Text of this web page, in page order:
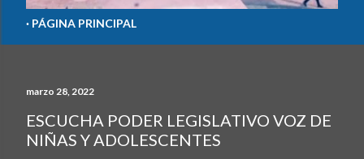
PÁGINA PRINCIPAL
marzo 28, 2022
ESCUCHA PODER LEGISLATIVO VOZ DE
NIÑAS Y ADOLESCENTES